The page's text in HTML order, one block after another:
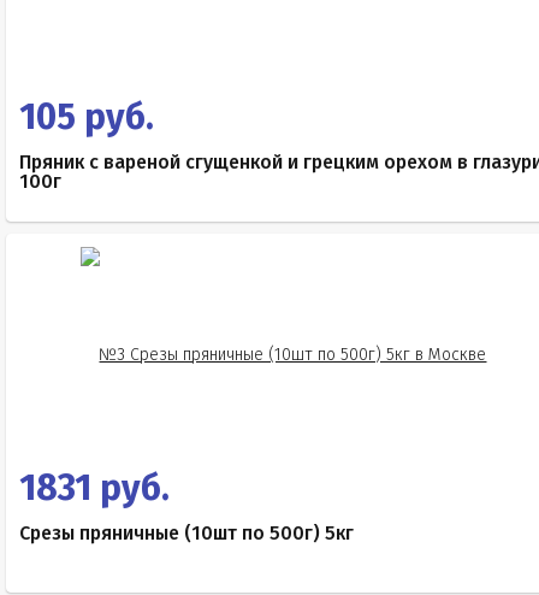
105 руб.
Пряник с вареной сгущенкой и грецким орехом в
100г
1831 руб.
Срезы пряничные (10шт по 500г) 5кг